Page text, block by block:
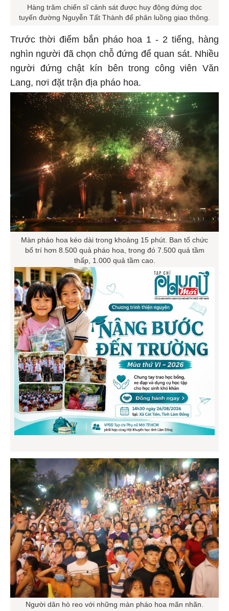
Hàng trăm chiến sĩ cảnh sát được huy động đứng dọc
tuyến đường Nguyễn Tất Thành để phân luồng giao thông.
Trước thời điểm bắn pháo hoa 1 - 2 tiếng, hàng
nghìn người đã chọn chỗ đứng để quan sát. Nhiều
người đứng chật kín bên trong công viên Văn
Lang, nơi đặt trận địa pháo hoa.
Màn pháo hoa kéo dài trong khoảng 15 phút. Ban tổ chức
bố trí hơn 8.500 quả pháo hoa, trong đó 7.500 quả tầm
thấp, 1.000 quả tầm cao.
Người dân hò reo với những màn pháo hoa mãn nhãn.